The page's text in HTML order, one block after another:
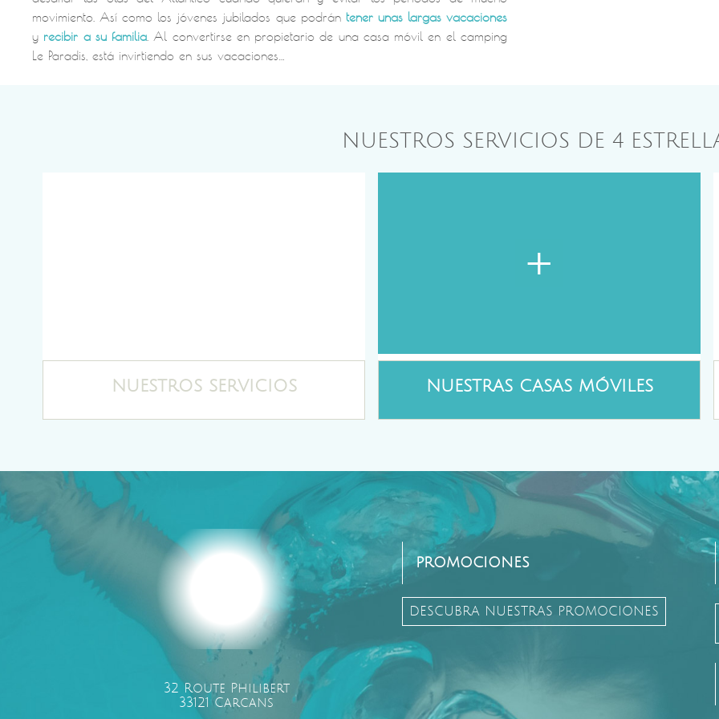
movimiento. Así como los jóvenes jubilados que podrán tener unas largas vacaciones
y recibir a su familia. Al convertirse en propietario de una casa móvil en el camping
Le Paradis, está invirtiendo en sus vacaciones…
NUESTROS SERVICIOS DE 4
NUESTROS SERVICIOS
+
NUESTRAS CASAS MÓVILES
32 Route Philibert
33121 Carcans
PROMOCIONES
DESCUBRA NUESTRAS PROMOCIONES